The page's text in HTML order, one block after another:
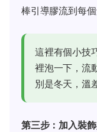
棒引導膠流到每個
這裡有個小技
裡泡一下，流
別是冬天，溫
第三步：加入裝